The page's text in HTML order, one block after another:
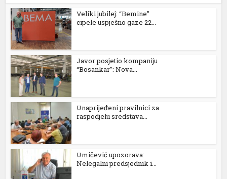
Veliki jubilej: “Bemine”
cipele uspješno gaze 22...
Javor posjetio kompaniju
“Bosankar”: Nova...
Unaprijeđeni pravilnici za
raspodjelu sredstava...
Umičević upozorava:
Nelegalni predsjednik i...